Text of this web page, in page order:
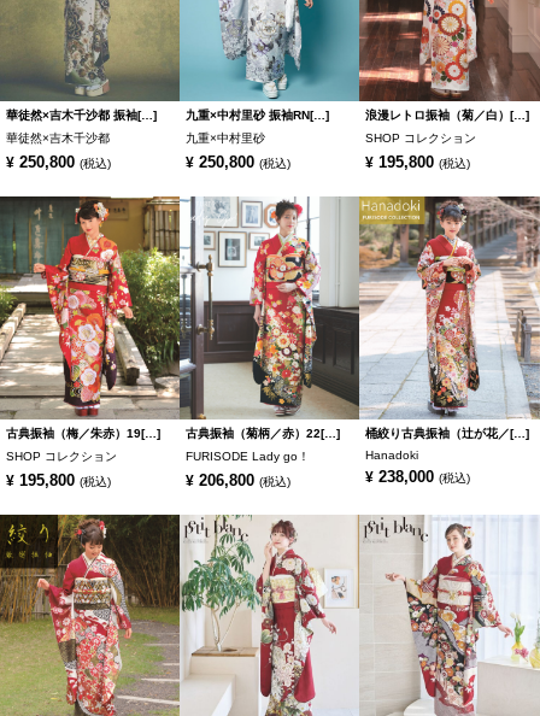
華徒然×吉木千沙都 振袖[…]
華徒然×吉木千沙都
¥ 250,800 (税込)
九重×中村里砂 振袖RN[…]
九重×中村里砂
¥ 250,800 (税込)
浪漫レトロ振袖（菊／白）[…]
SHOP コレクション
¥ 195,800 (税込)
古典振袖（梅／朱赤）19[…]
SHOP コレクション
¥ 195,800 (税込)
古典振袖（菊柄／赤）22[…]
FURISODE Lady go！
¥ 206,800 (税込)
桶絞り古典振袖（辻が花／[…]
Hanadoki
¥ 238,000 (税込)